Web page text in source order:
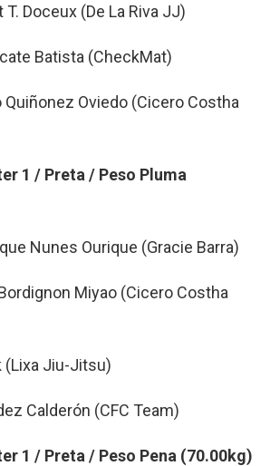
Doceux (De La Riva JJ)
Batista (CheckMat)
Quiñonez Oviedo (Cicero Costha
1 / Preta / Peso Pluma
Nunes Ourique (Gracie Barra)
Miyao (Cicero Costha
(Lixa Jiu-Jitsu)
Calderón (CFC Team)
1 / Preta / Peso Pena (70.00kg)